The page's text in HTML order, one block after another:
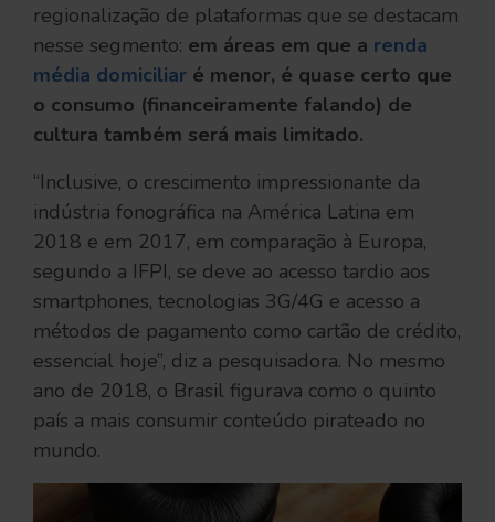
regionalização de plataformas que se destacam
nesse segmento: em áreas em que a renda
média domiciliar é menor, é quase certo que
o consumo (financeiramente falando) de
cultura também será mais limitado.
“Inclusive, o crescimento impressionante da
indústria fonográfica na América Latina em
2018 e em 2017, em comparação à Europa,
segundo a IFPI, se deve ao acesso tardio aos
smartphones, tecnologias 3G/4G e acesso a
métodos de pagamento como cartão de crédito,
essencial hoje”, diz a pesquisadora. No mesmo
ano de 2018, o Brasil figurava como o quinto
país a mais consumir conteúdo pirateado no
mundo.